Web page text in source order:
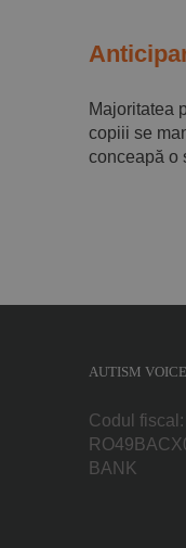
Majoritatea
copiii se
conceapă o
AUTISM VOICE
Codul
BANK